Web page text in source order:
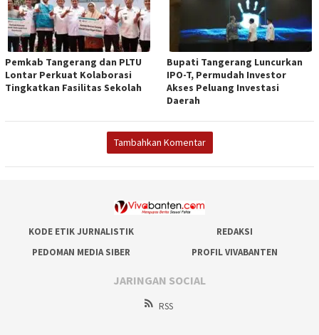
Pemkab Tangerang dan PLTU
Lontar Perkuat Kolaborasi
Tingkatkan Fasilitas Sekolah
Bupati Tangerang Luncurkan
IPO-T, Permudah Investor
Akses Peluang Investasi
Daerah
Tambahkan Komentar
KODE ETIK JURNALISTIK
REDAKSI
PEDOMAN MEDIA SIBER
PROFIL VIVABANTEN
JARINGAN SOCIAL
RSS